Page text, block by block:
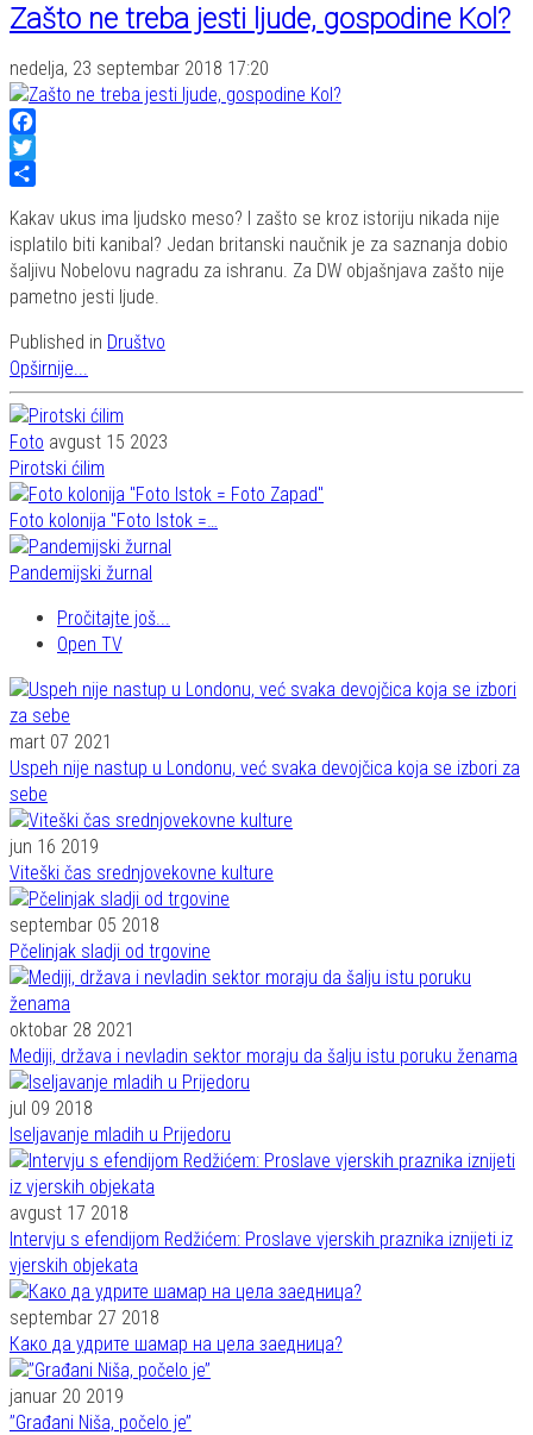
Zašto ne treba jesti ljude, gospodine Kol?
nedelja, 23 septembar 2018 17:20
Facebook
Twitter
Kakav ukus ima ljudsko meso? I zašto se kroz istoriju nikada nije
isplatilo biti kanibal? Jedan britanski naučnik je za saznanja dobio
šaljivu Nobelovu nagradu za ishranu. Za DW objašnjava zašto nije
pametno jesti ljude.
Published in Društvo
Opširnije...
Foto avgust 15 2023
Pirotski ćilim
Foto kolonija "Foto Istok =…
Pandemijski žurnal
Pročitajte još...
Open TV
mart 07 2021
Uspeh nije nastup u Londonu, već svaka devojčica koja se izbori za
sebe
jun 16 2019
Viteški čas srednjovekovne kulture
septembar 05 2018
Pčelinjak sladji od trgovine
oktobar 28 2021
Mediji, država i nevladin sektor moraju da šalju istu poruku ženama
jul 09 2018
Iseljavanje mladih u Prijedoru
avgust 17 2018
Intervju s efendijom Redžićem: Proslave vjerskih praznika iznijeti iz
vjerskih objekata
septembar 27 2018
Како да удрите шамар на цела заедница?
januar 20 2019
’’Građani Niša, počelo je’’